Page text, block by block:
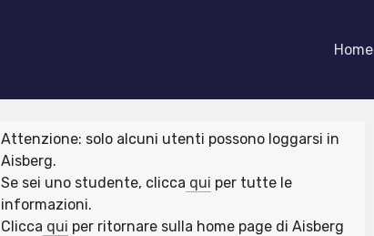
Home
Attenzione: solo alcuni utenti possono loggarsi in
Aisberg.
Se sei uno studente, clicca qui per tutte le
informazioni.
Clicca qui per ritornare sulla home page di Aisberg